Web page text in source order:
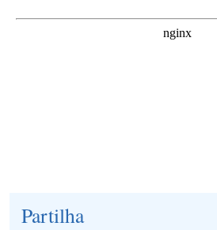
Partilha